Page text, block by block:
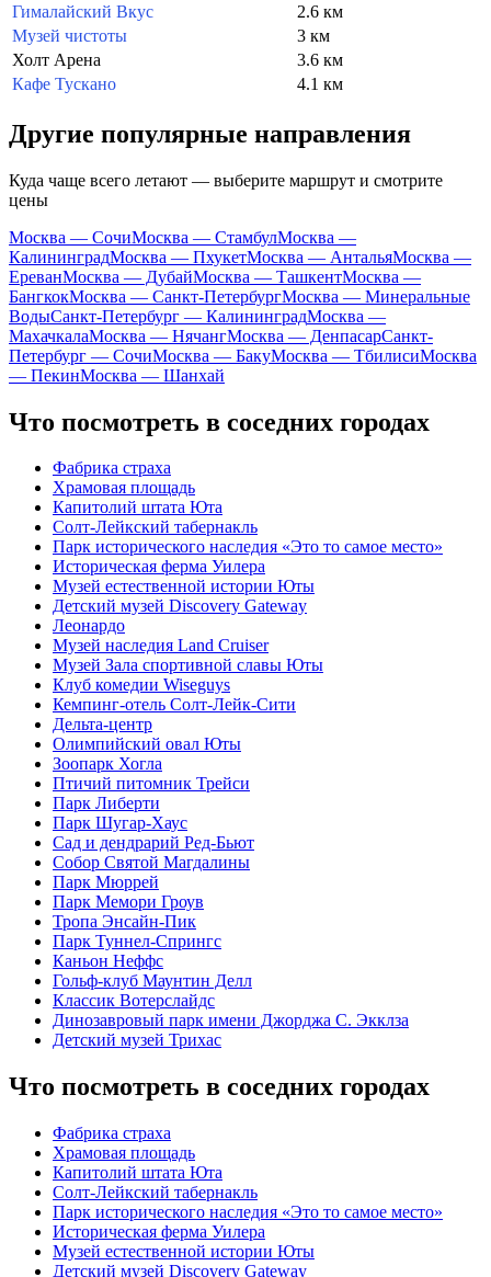
Гималайский Вкус
2.6 км
Музей чистоты
3 км
Холт Арена
3.6 км
Кафе Тускано
4.1 км
Другие популярные направления
Куда чаще всего летают — выберите маршрут и смотрите
цены
Москва — СочиМосква — СтамбулМосква —
КалининградМосква — ПхукетМосква — АнтальяМосква —
ЕреванМосква — ДубайМосква — ТашкентМосква —
БангкокМосква — Санкт-ПетербургМосква — Минеральные
ВодыСанкт-Петербург — КалининградМосква —
МахачкалаМосква — НячангМосква — ДенпасарСанкт-
Петербург — СочиМосква — БакуМосква — ТбилисиМосква
— ПекинМосква — Шанхай
Что посмотреть в соседних городах
Фабрика страха
Храмовая площадь
Капитолий штата Юта
Солт-Лейкский табернакль
Парк исторического наследия «Это то самое место»
Историческая ферма Уилера
Музей естественной истории Юты
Детский музей Discovery Gateway
Леонардо
Музей наследия Land Cruiser
Музей Зала спортивной славы Юты
Клуб комедии Wiseguys
Кемпинг-отель Солт-Лейк-Сити
Дельта-центр
Олимпийский овал Юты
Зоопарк Хогла
Птичий питомник Трейси
Парк Либерти
Парк Шугар-Хаус
Сад и дендрарий Ред-Бьют
Собор Святой Магдалины
Парк Мюррей
Парк Мемори Гроув
Тропа Энсайн-Пик
Парк Туннел-Спрингс
Каньон Неффс
Гольф-клуб Маунтин Делл
Классик Вотерслайдс
Динозавровый парк имени Джорджа С. Экклза
Детский музей Трихас
Что посмотреть в соседних городах
Фабрика страха
Храмовая площадь
Капитолий штата Юта
Солт-Лейкский табернакль
Парк исторического наследия «Это то самое место»
Историческая ферма Уилера
Музей естественной истории Юты
Детский музей Discovery Gateway